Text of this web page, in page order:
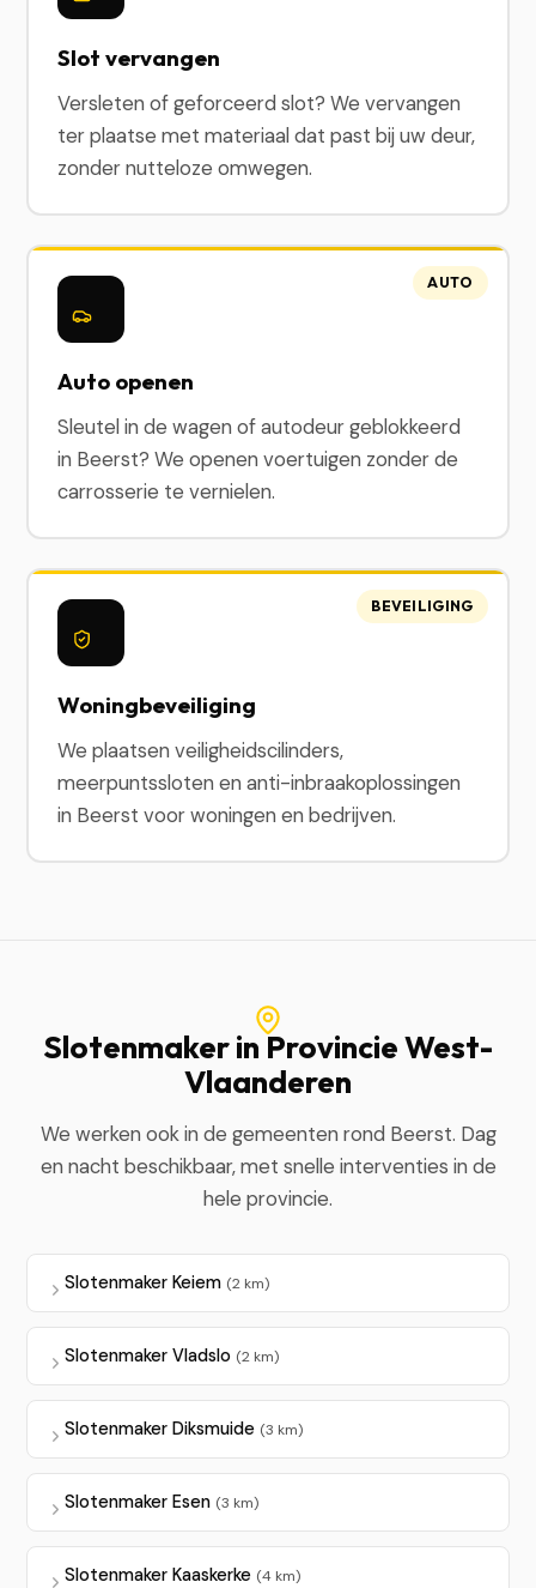
Slot vervangen
Versleten of geforceerd slot? We vervangen
ter plaatse met materiaal dat past bij uw deur,
zonder nutteloze omwegen.
Auto openen
Sleutel in de wagen of autodeur geblokkeerd
in Beerst? We openen voertuigen zonder de
carrosserie te vernielen.
AUTO
Woningbeveiliging
We plaatsen veiligheidscilinders,
meerpuntssloten en anti-inbraakoplossingen
in Beerst voor woningen en bedrijven.
BEVEILIGING
Slotenmaker in Provincie West-
Vlaanderen
We werken ook in de gemeenten rond Beerst. Dag
en nacht beschikbaar, met snelle interventies in de
hele provincie.
Slotenmaker Keiem (2 km)
Slotenmaker Vladslo (2 km)
Slotenmaker Diksmuide (3 km)
Slotenmaker Esen (3 km)
Slotenmaker Kaaskerke (4 km)